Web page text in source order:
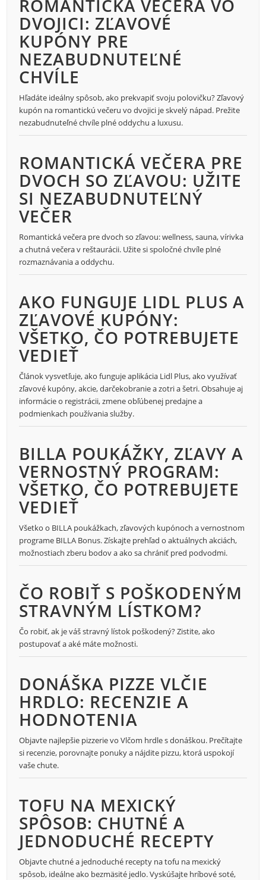
ROMANTICKÁ VEČERA VO
DVOJICI: ZĽAVOVÉ
KUPÓNY PRE
NEZABUDNUTEĽNÉ
CHVÍLE
Hľadáte ideálny spôsob, ako prekvapiť svoju polovičku? Zľavový
kupón na romantickú večeru vo dvojici je skvelý nápad. Prežite
nezabudnuteľné chvíle plné oddychu a luxusu.
ROMANTICKÁ VEČERA PRE
DVOCH SO ZĽAVOU: UŽITE
SI NEZABUDNUTEĽNÝ
VEČER
Romantická večera pre dvoch so zľavou: wellness, sauna, vírivka
a chutná večera v reštaurácii. Užite si spoločné chvíle plné
rozmaznávania a oddychu.
AKO FUNGUJE LIDL PLUS A
ZĽAVOVÉ KUPÓNY:
VŠETKO, ČO POTREBUJETE
VEDIEŤ
Článok vysvetľuje, ako funguje aplikácia Lidl Plus, ako využívať
zľavové kupóny, akcie, darčekobranie a zotri a šetri. Obsahuje aj
informácie o registrácii, zmene obľúbenej predajne a
podmienkach používania služby.
BILLA POUKÁŽKY, ZĽAVY A
VERNOSTNÝ PROGRAM:
VŠETKO, ČO POTREBUJETE
VEDIEŤ
Všetko o BILLA poukážkach, zľavových kupónoch a vernostnom
programe BILLA Bonus. Získajte prehľad o aktuálnych akciách,
možnostiach zberu bodov a ako sa chrániť pred podvodmi.
ČO ROBIŤ S POŠKODENÝM
STRAVNÝM LÍSTKOM?
Čo robiť, ak je váš stravný lístok poškodený? Zistite, ako
postupovať a aké máte možnosti.
DONÁŠKA PIZZE VLČIE
HRDLO: RECENZIE A
HODNOTENIA
Objavte najlepšie pizzerie vo Vlčom hrdle s donáškou. Prečítajte
si recenzie, porovnajte ponuky a nájdite pizzu, ktorá uspokojí
vaše chute.
TOFU NA MEXICKÝ
SPÔSOB: CHUTNÉ A
JEDNODUCHÉ RECEPTY
Objavte chutné a jednoduché recepty na tofu na mexický
spôsob, ideálne ako bezmäsité jedlo. Vyskúšajte hríbové soté,